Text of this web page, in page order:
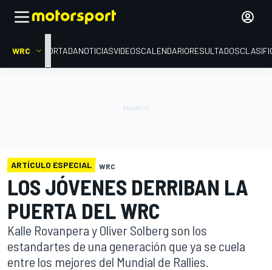
WRC PORTADANOTICIASVIDEOSCALENDARIORESULTADOS
ARTÍCULO ESPECIAL WRC
LOS JÓVENES DERRIBAN LA
PUERTA DEL WRC
Kalle Rovanpera y Oliver Solberg son los
estandartes de una generación que ya se cuela
entre los mejores del Mundial de Rallies.